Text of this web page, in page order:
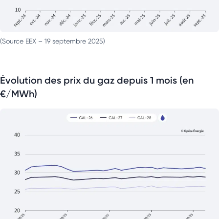
(Source EEX – 19 septembre 2025)
Évolution des prix du gaz depuis 1 mois (en
€/MWh)